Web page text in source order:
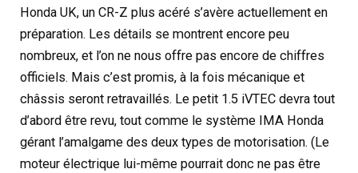
Honda UK, un CR-Z plus acéré s’avère actuellement en
préparation. Les détails se montrent encore peu
nombreux, et l’on ne nous offre pas encore de chiffres
officiels. Mais c’est promis, à la fois mécanique et
châssis seront retravaillés. Le petit 1.5 iVTEC devra tout
d’abord être revu, tout comme le système IMA Honda
gérant l’amalgame des deux types de motorisation. (Le
moteur électrique lui-même pourrait donc ne pas être